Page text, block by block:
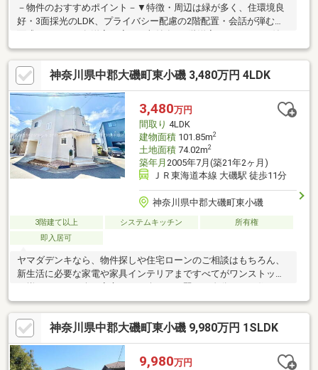
－物件のおすすめポイント－▼特徴・周辺は緑が多く、住環境良
好・3面採光のLDK、プライバシー配慮の2階配置・会話が弾む対
全居室フローリング仕様・駐車場2台分有(車種による)・即引渡し
可(残金精算後)▼2026年6月内外装リフォーム済【交換】キッチ
ン、トイレ、UB、洗面台 等【内装】クロス・CF張替 他【外装】
外壁塗装、ブロックフェンス▼周辺環境・大磯町立大磯小学校 徒
歩10分(約790m)■ ご希望の住まい探しをお手伝いします
━━━━━・・・物件の詳細・ご相談はお気軽にお問い合わせく
ださい。
神奈川県中郡大磯町東小磯 3,480万円 4LDK
3,480万円
間取り 4LDK
建物面積101.85m2
土地面積74.02m2
築年月 2005年7月(築21年2ヶ月)
ＪＲ東海道本線 大磯駅 徒歩11分
神奈川県中郡大磯町東小磯
3階建て以上 システムキッチン
所有権
即入居可
ヤマダデンキなら、物件探しや住宅ローンのご相談はもちろん、
新生活に必要な家電や家具インテリアまですべてがワンストップ
で揃いますので楽々安心です。楽しく、賢く、自分らしい住まい
作りの夢の実現に向けて、サポートさせて頂きます！！
神奈川県中郡大磯町東小磯 9,980万円 1SLDK
9,980万円